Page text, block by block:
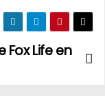
Life en